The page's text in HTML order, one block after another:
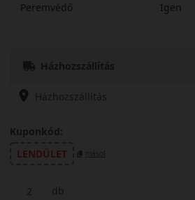
Peremvédő
Igen
Házhozszállítás
Házhozszállítás
Kuponkód:
LENDÜLET
másol
db